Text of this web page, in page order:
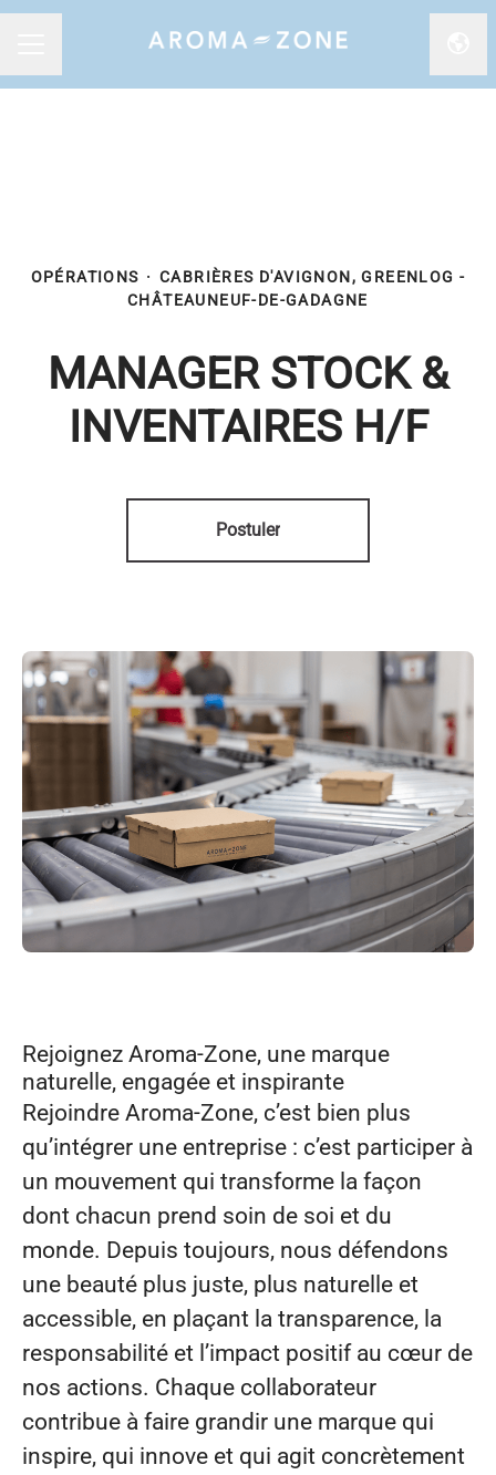
OPÉRATIONS · CABRIÈRES D'AVIGNON, GREENLOG -
CHÂTEAUNEUF-DE-GADAGNE
MANAGER STOCK &
INVENTAIRES H/F
Postuler
Rejoignez Aroma‑Zone, une marque
naturelle, engagée et inspirante
Rejoindre Aroma‑Zone, c’est bien plus
qu’intégrer une entreprise : c’est participer à
un mouvement qui transforme la façon
dont chacun prend soin de soi et du
monde. Depuis toujours, nous défendons
une beauté plus juste, plus naturelle et
accessible, en plaçant la transparence, la
responsabilité et l’impact positif au cœur de
nos actions. Chaque collaborateur
contribue à faire grandir une marque qui
inspire, qui innove et qui agit concrètement